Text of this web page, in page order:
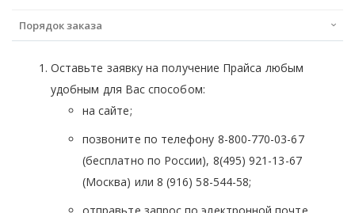
Порядок заказа
Оставьте заявку на получение Прайса любым
удобным для Вас способом:
на сайте;
позвоните по телефону 8-800-770-03-67
(бесплатно по России), 8(495) 921-13-67
(Москва) или 8 (916) 58-544-58;